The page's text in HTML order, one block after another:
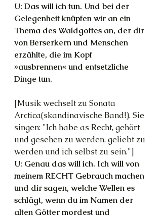
U: Das will ich tun. Und bei der
Gelegenheit knüpfen wir an ein
Thema des Waldgottes an, der dir
von Berserkern und Menschen
erzählte, die im Kopf
»ausbrennen« und entsetzliche
Dinge tun.
[Musik wechselt zu Sonata
Arctica(skandinavische Band!). Sie
singen: "Ich habe as Recht, gehört
und gesehen zu werden, geliebt zu
werden und ich selbst zu sein."]
U: Genau das will ich. Ich will von
meinem RECHT Gebrauch machen
und dir sagen, welche Wellen es
schlägt, wenn du im Namen der
alten Götter mordest und